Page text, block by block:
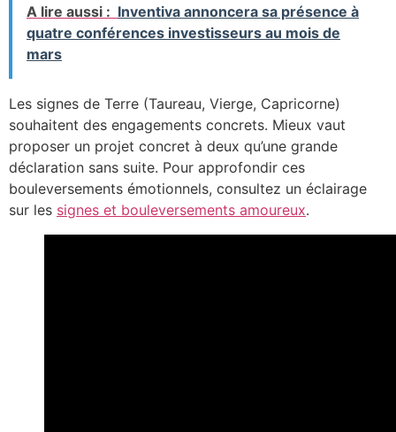
A lire aussi : Inventiva annoncera sa présence à
quatre conférences investisseurs au mois de
mars
Les signes de Terre (Taureau, Vierge, Capricorne)
souhaitent des engagements concrets. Mieux vaut
proposer un projet concret à deux qu’une grande
déclaration sans suite. Pour approfondir ces
bouleversements émotionnels, consultez un éclairage
sur les signes et bouleversements amoureux.